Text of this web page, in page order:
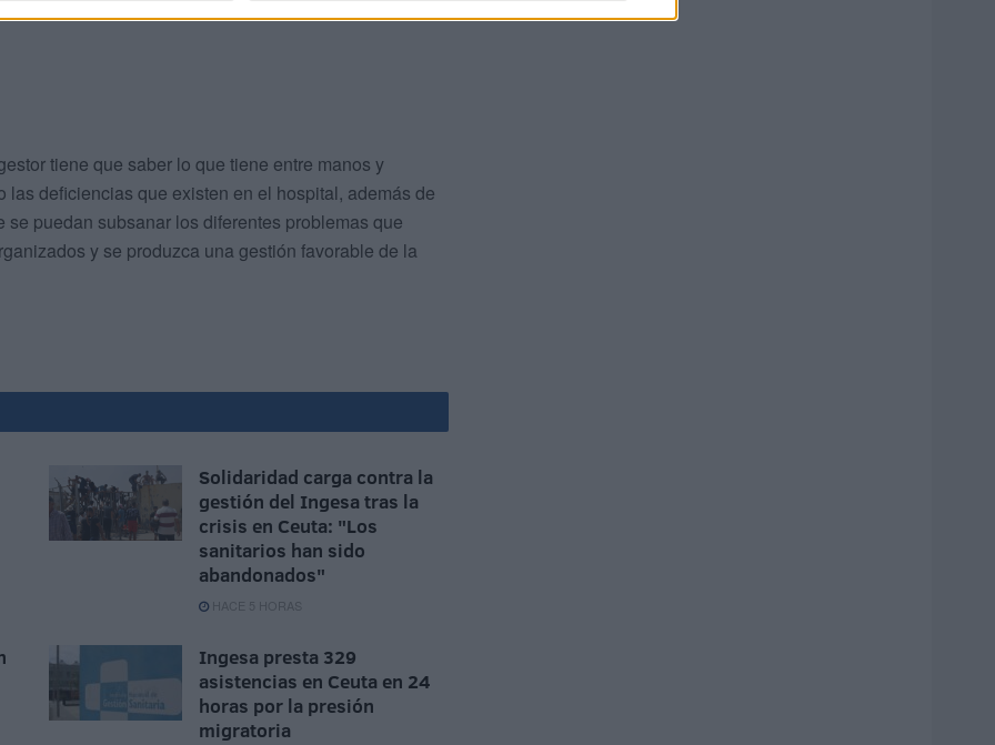
tiene que saber lo que tiene entre manos y
deficiencias que existen en el hospital, además de
puedan subsanar los diferentes problemas que
y se produzca una gestión favorable de la
Solidaridad carga contra la
gestión del Ingesa tras la
crisis en Ceuta: "Los
sanitarios han sido
abandonados"
HACE 5 HORAS
Ingesa presta 329
asistencias en Ceuta en 24
horas por la presión
migratoria